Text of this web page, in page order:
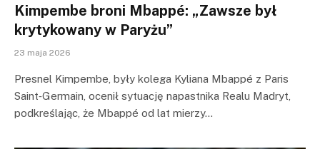
Kimpembe broni Mbappé: „Zawsze był
krytykowany w Paryżu”
23 maja 2026
Presnel Kimpembe, były kolega Kyliana Mbappé z Paris
Saint‑Germain, ocenił sytuację napastnika Realu Madryt,
podkreślając, że Mbappé od lat mierzy…